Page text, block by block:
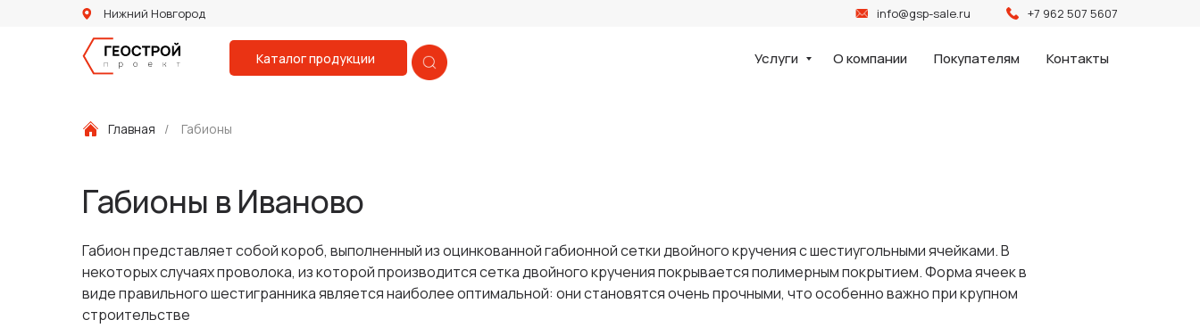
Нижний Новгород info@gsp-sale.ru +7 962 507 5607
Услуги О компании Покупателям Контакты
Каталог продукции
Главная / Габионы
Габионы в Иваново
Габион представляет собой короб, выполненный из оцинкованной габионной сетки двойного кручения с шестиугольными ячейками. В
некоторых случаях проволока, из которой производится сетка двойного кручения покрывается полимерным покрытием. Форма ячеек в
виде правильного шестигранника является наиболее оптимальной: они становятся очень прочными, что особенно важно при крупном
строительстве